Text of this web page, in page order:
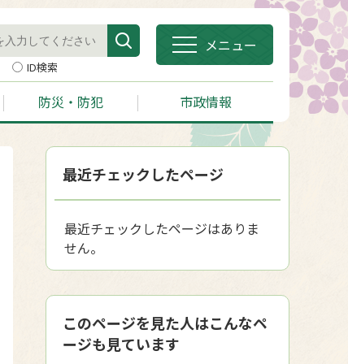
ID検索
メニュー
防災・防犯 市政情報
最近チェックしたページ
最近チェックしたページはありま
せん。
このページを見た人はこんなペ
ージも見ています